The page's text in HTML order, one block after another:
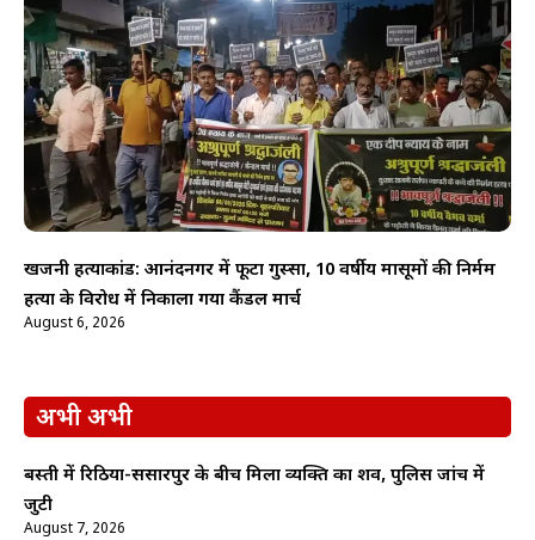
खजनी हत्याकांड: आनंदनगर में फूटा गुस्सा, 10 वर्षीय मासूमों की निर्मम
हत्या के विरोध में निकाला गया कैंडल मार्च
August 6, 2026
अभी अभी
बस्ती में रिठिया-ससारपुर के बीच मिला व्यक्ति का शव, पुलिस जांच में
जुटी
August 7, 2026